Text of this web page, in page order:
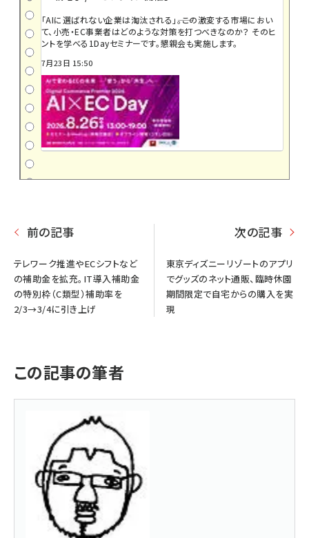
「AIに選ばれない企業は淘汰される」――。この激変する市場におい
て、小売・EC事業者はどのような対策を打つべきなのか？ そのヒ
ントを学べる1Dayセミナーです。懇親会も実施します。
7月23日 15:50
前の記事
テレワーク推進やECシフトなど
の補助金を拡充。IT導入補助金
の特別枠（C類型）補助率を
2/3→3/4に引き上げ
次の記事
東京ディズニーリゾートのアプリ
でグッズのネット通販、臨時休園
期間限定で自宅からの購入を実
現
この記事の筆者